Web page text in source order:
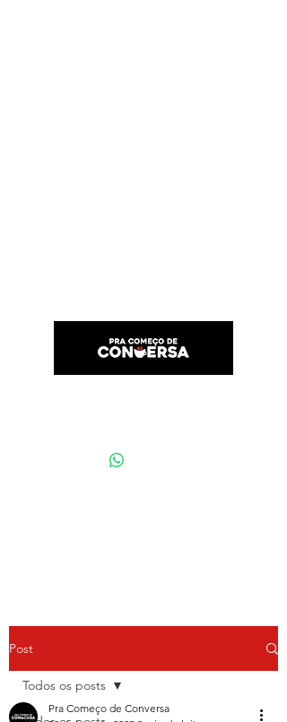
Post
Todos os posts
Pra Começo de Conversa